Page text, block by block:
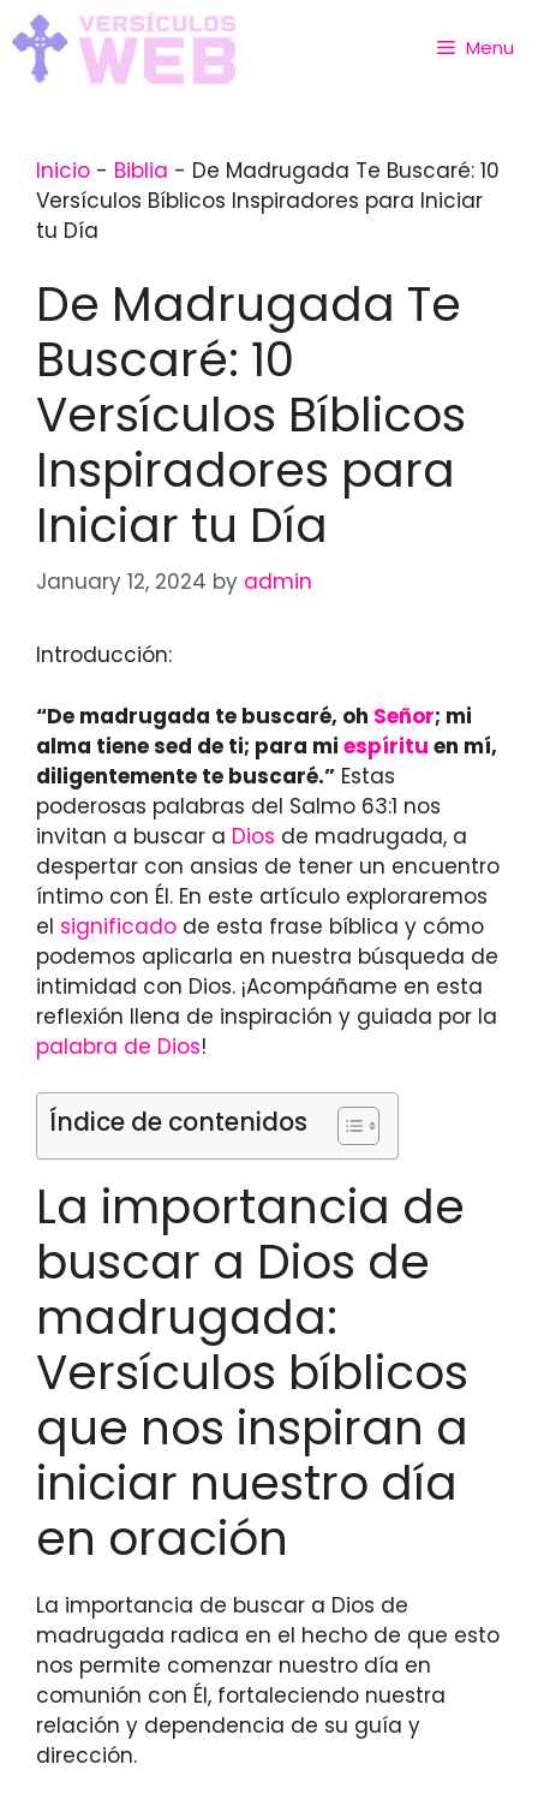
Skip
to
content
Menu
Inicio - Biblia - De Madrugada Te Buscaré: 10
Versículos Bíblicos Inspiradores para Iniciar
tu Día
De Madrugada Te
Buscaré: 10
Versículos Bíblicos
Inspiradores para
Iniciar tu Día
January 12, 2024 by admin
Introducción:
“De madrugada te buscaré, oh Señor; mi
alma tiene sed de ti; para mi espíritu en mí,
diligentemente te buscaré.” Estas
poderosas palabras del Salmo 63:1 nos
invitan a buscar a Dios de madrugada, a
despertar con ansias de tener un encuentro
íntimo con Él. En este artículo exploraremos
el significado de esta frase bíblica y cómo
podemos aplicarla en nuestra búsqueda de
intimidad con Dios. ¡Acompáñame en esta
reflexión llena de inspiración y guiada por la
palabra de Dios!
Índice de contenidos
La importancia de
buscar a Dios de
madrugada:
Versículos bíblicos
que nos inspiran a
iniciar nuestro día
en oración
La importancia de buscar a Dios de
madrugada radica en el hecho de que esto
nos permite comenzar nuestro día en
comunión con Él, fortaleciendo nuestra
relación y dependencia de su guía y
dirección.